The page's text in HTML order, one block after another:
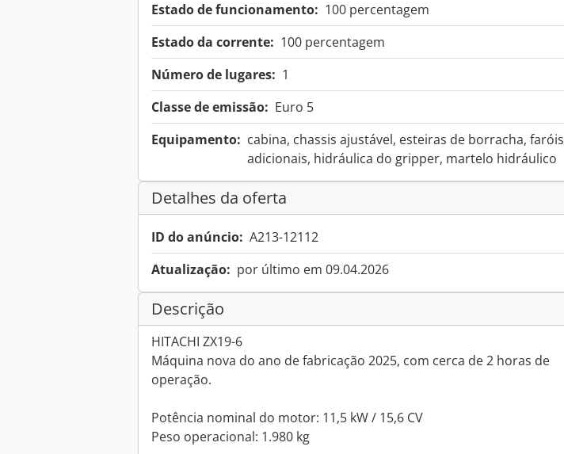
Estado de funcionamento: 100 percentagem
Estado da corrente: 100 percentagem
Número de lugares: 1
Classe de emissão: Euro 5
Equipamento: cabina, chassis ajustável, esteiras de borracha, faróis
adicionais, hidráulica do gripper, martelo hidráulico
Detalhes da oferta
ID do anúncio: A213-12112
Atualização: por último em 09.04.2026
Descrição
HITACHI ZX19-6
Máquina nova do ano de fabricação 2025, com cerca de 2 horas de
operação.
Potência nominal do motor: 11,5 kW / 15,6 CV
Peso operacional: 1.980 kg